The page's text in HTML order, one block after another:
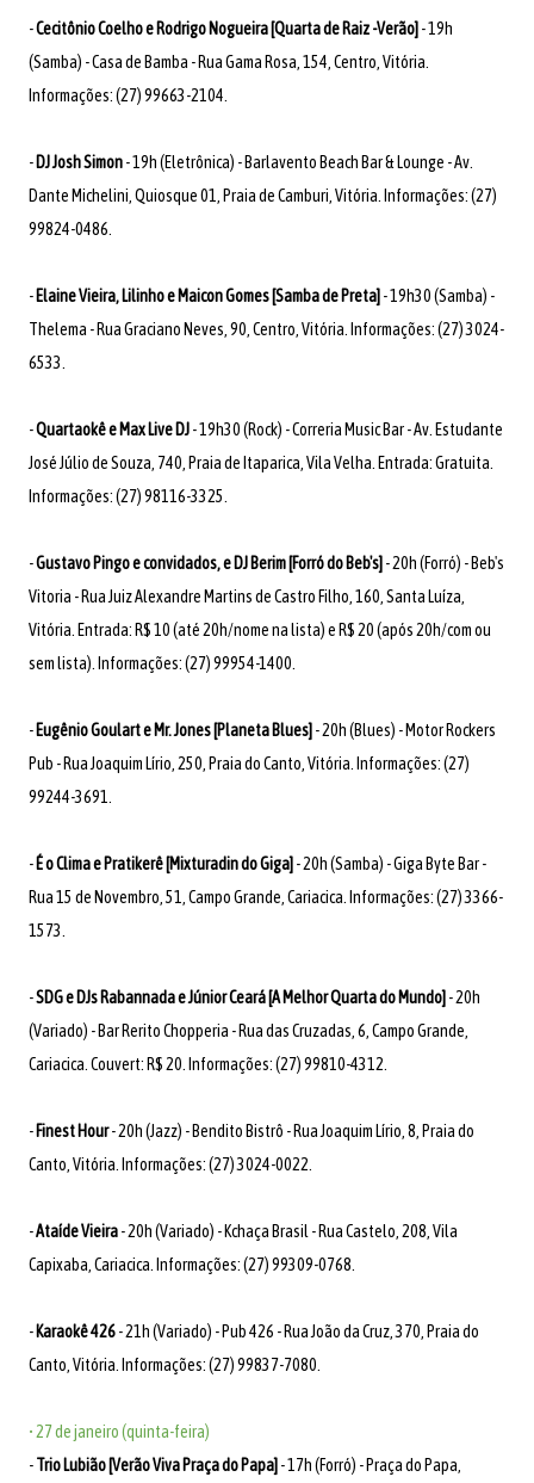
-Cecitônio Coelho e Rodrigo Nogueira [Quarta de Raiz -Verão] - 19h
(Samba) - Casa de Bamba - Rua Gama Rosa, 154, Centro, Vitória.
Informações: (27) 99663-2104.
- DJ Josh Simon- 19h (Eletrônica) - Barlavento Beach Bar & Lounge - Av.
Dante Michelini, Quiosque 01, Praia de Camburi, Vitória. Informações: (27)
99824-0486.
- Elaine Vieira, Lilinho e Maicon Gomes [Samba de Preta] - 19h30 (Samba) -
Thelema - Rua Graciano Neves, 90, Centro, Vitória. Informações: (27) 3024-
6533.
-Quartaokê e Max Live DJ- 19h30 (Rock) - Correria Music Bar - Av. Estudante
José Júlio de Souza, 740, Praia de Itaparica, Vila Velha. Entrada: Gratuita.
Informações: (27) 98116-3325.
-Gustavo Pingo e convidados, e DJ Berim [Forró do Beb's] - 20h (Forró) - Beb's
Vitoria - Rua Juiz Alexandre Martins de Castro Filho, 160, Santa Luíza,
Vitória. Entrada: R$ 10 (até 20h/nome na lista) e R$ 20 (após 20h/com ou
sem lista). Informações: (27) 99954-1400.
- Eugênio Goulart e Mr. Jones [Planeta Blues] - 20h (Blues) - Motor Rockers
Pub - Rua Joaquim Lírio, 250, Praia do Canto, Vitória. Informações: (27)
99244-3691.
- É o Clima e Pratikerê [Mixturadin do Giga] - 20h (Samba) - Giga Byte Bar -
Rua 15 de Novembro, 51, Campo Grande, Cariacica. Informações: (27) 3366-
1573.
-SDG e DJs Rabannada e Júnior Ceará [A Melhor Quarta do Mundo] - 20h
(Variado) - Bar Rerito Chopperia - Rua das Cruzadas, 6, Campo Grande,
Cariacica. Couvert: R$ 20. Informações: (27) 99810-4312.
- Finest Hour- 20h (Jazz) - Bendito Bistrô - Rua Joaquim Lírio, 8, Praia do
Canto, Vitória. Informações: (27) 3024-0022.
-Ataíde Vieira- 20h (Variado) - Kchaça Brasil - Rua Castelo, 208, Vila
Capixaba, Cariacica. Informações: (27) 99309-0768.
- Karaokê 426- 21h (Variado) - Pub 426 - Rua João da Cruz, 370, Praia do
Canto, Vitória. Informações: (27) 99837-7080.
• 27 de janeiro (quinta-feira)
-Trio Lubião [Verão Viva Praça do Papa] - 17h (Forró) - Praça do Papa,